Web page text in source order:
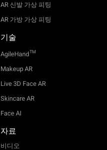
AR 신발 가상 피팅
AR 가방 가상 피팅
기술
AgileHandTM
Makeup AR
Live 3D Face AR
Skincare AR
Face AI
자료
비디오